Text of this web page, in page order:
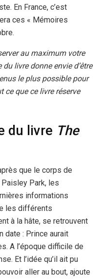
En France, c’est
ces « Mémoires
au maximum votre
livre donne envie d’être
le plus possible pour
ce que ce livre réserve
du livre The
que le corps de
Park, les
informations
les différents
à la hâte, se retrouvent
date : Prince aurait
A l’époque difficile de
Et l’idée qu’il ait pu
aller au bout, ajoute